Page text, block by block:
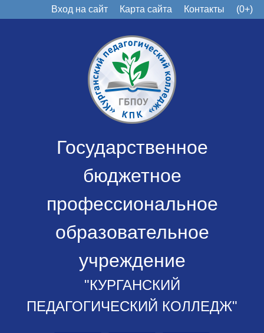
Вход на сайт Карта сайта Контакты (0+)
Государственное
бюджетное
профессиональное
образовательное
учреждение
"КУРГАНСКИЙ
ПЕДАГОГИЧЕСКИЙ КОЛЛЕДЖ"